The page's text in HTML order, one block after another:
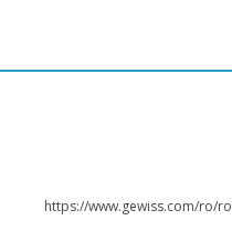
https://www.gewiss.com/ro/ro